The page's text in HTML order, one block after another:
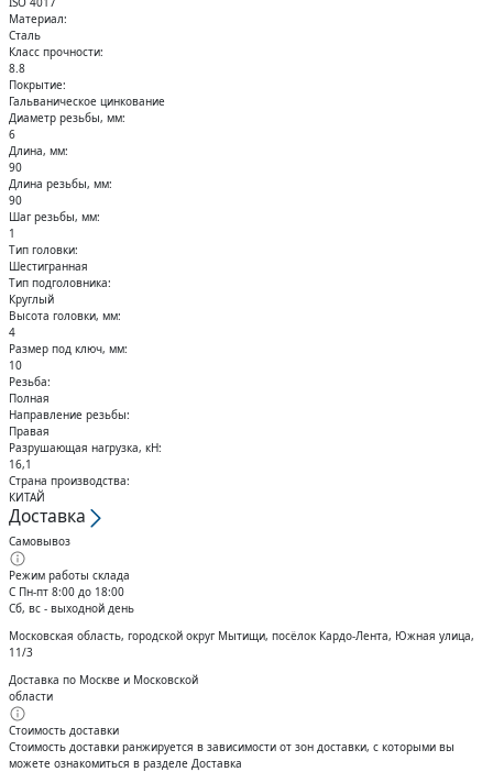
Кольца стопорные
Материал:
Сталь
Класс прочности:
8.8
Покрытие:
Гальваническое цинкование
Диаметр резьбы, мм:
6
Длина, мм:
90
Длина резьбы, мм:
90
Шаг резьбы, мм:
1
Тип головки:
Шестигранная
Тип подголовника:
Круглый
Высота головки, мм:
4
Размер под ключ, мм:
10
Резьба:
Полная
Направление резьбы:
Правая
Разрушающая нагрузка, кН:
16,1
Страна производства:
КИТАЙ
Доставка
Самовывоз
Режим работы склада
С Пн-пт 8:00 до 18:00
Сб, вс - выходной день
Московская область, городской округ Мытищи, посёлок Кардо-Лента, Южная улица,
11/3
Доставка по Москве и Московской
области
Стоимость доставки
Стоимость доставки ранжируется в зависимости от зон доставки, с которыми вы
можете ознакомиться в разделе Доставка